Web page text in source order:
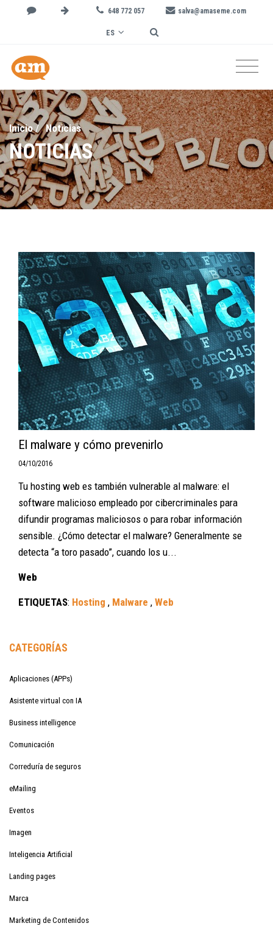
648 772 057 salva@amaseme.com
ES
Inicio / Noticias
NOTICIAS
El malware y cómo prevenirlo
04/10/2016
Tu hosting web es también vulnerable al malware: el
software malicioso empleado por cibercriminales para
difundir programas maliciosos o para robar información
sensible. ¿Cómo detectar el malware? Generalmente se
detecta “a toro pasado”, cuando los u...
Web
ETIQUETAS: Hosting , Malware , Web
CATEGORÍAS
Aplicaciones (APPs)
Asistente virtual con IA
Business intelligence
Comunicación
Correduría de seguros
eMailing
Eventos
Imagen
Inteligencia Artificial
Landing pages
Marca
Marketing de Contenidos